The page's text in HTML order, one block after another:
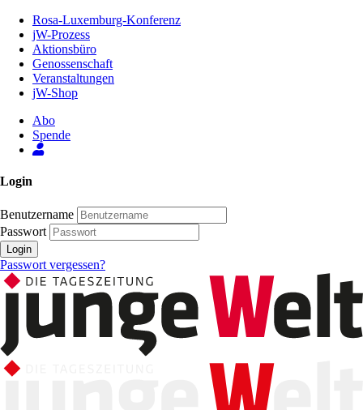
Inhalt
Seite
Rosa-Luxemburg-Konferenz
jW-Prozess
Aktionsbüro
Genossenschaft
Veranstaltungen
jW-Shop
Abo
Spende
Login
Benutzername
Passwort
Login
Passwort vergessen?